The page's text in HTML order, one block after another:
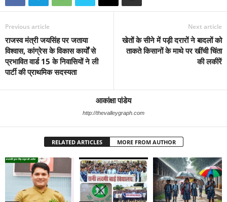
Previous article
राजस्व मंत्री जयसिंह पर जताया
विश्वास, कांग्रेस के विकास कार्यों से
प्रभावित वार्ड 15 के निवासियों ने ली
पार्टी की प्राथमिक सदस्यता
Next article
खेतों के सीने में पड़ी दरारों ने बादलों को
ताकते किसानों के माथे पर खींची चिंता
की लकीरें
आकांक्षा पांडेय
http://thevalleygraph.com
RELATED ARTICLES MORE FROM AUTHOR